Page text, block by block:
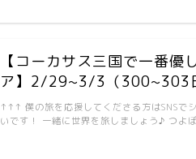
【コーカサス三国で一番優
ア】2/29~3/3（300~303
↑↑↑ 僕の旅を応援してくださる方はSNSで
いです！ 一緒に世界を旅しましょう♪ つよ